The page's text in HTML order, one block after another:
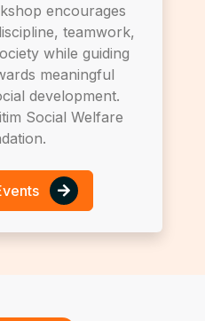
encourages
teamwork,
while guiding
meaningful
development.
Social Welfare